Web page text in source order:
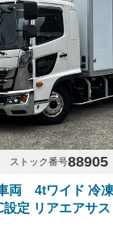
ストック番号88905
両 4tワイド 冷
定 リアエアサ